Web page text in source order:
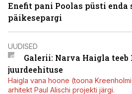
Enefit pani Poolas püsti enda
päikesepargi
UUDISED
Galerii: Narva Haigla
juurdeehituse
Haigla vana hoone (toona Kreenholmi
arhitekt Paul Alischi projekti järgi.